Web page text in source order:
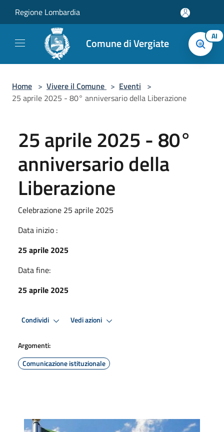
Regione Lombardia
Comune di Vergiate AI
Home > Vivere il Comune > Eventi >
25 aprile 2025 - 80° anniversario della Liberazione
25 aprile 2025 - 80°
anniversario della
Liberazione
Celebrazione 25 aprile 2025
Data inizio :
25 aprile 2025
Data fine:
25 aprile 2025
Condividi Vedi azioni
Argomenti:
Comunicazione istituzionale